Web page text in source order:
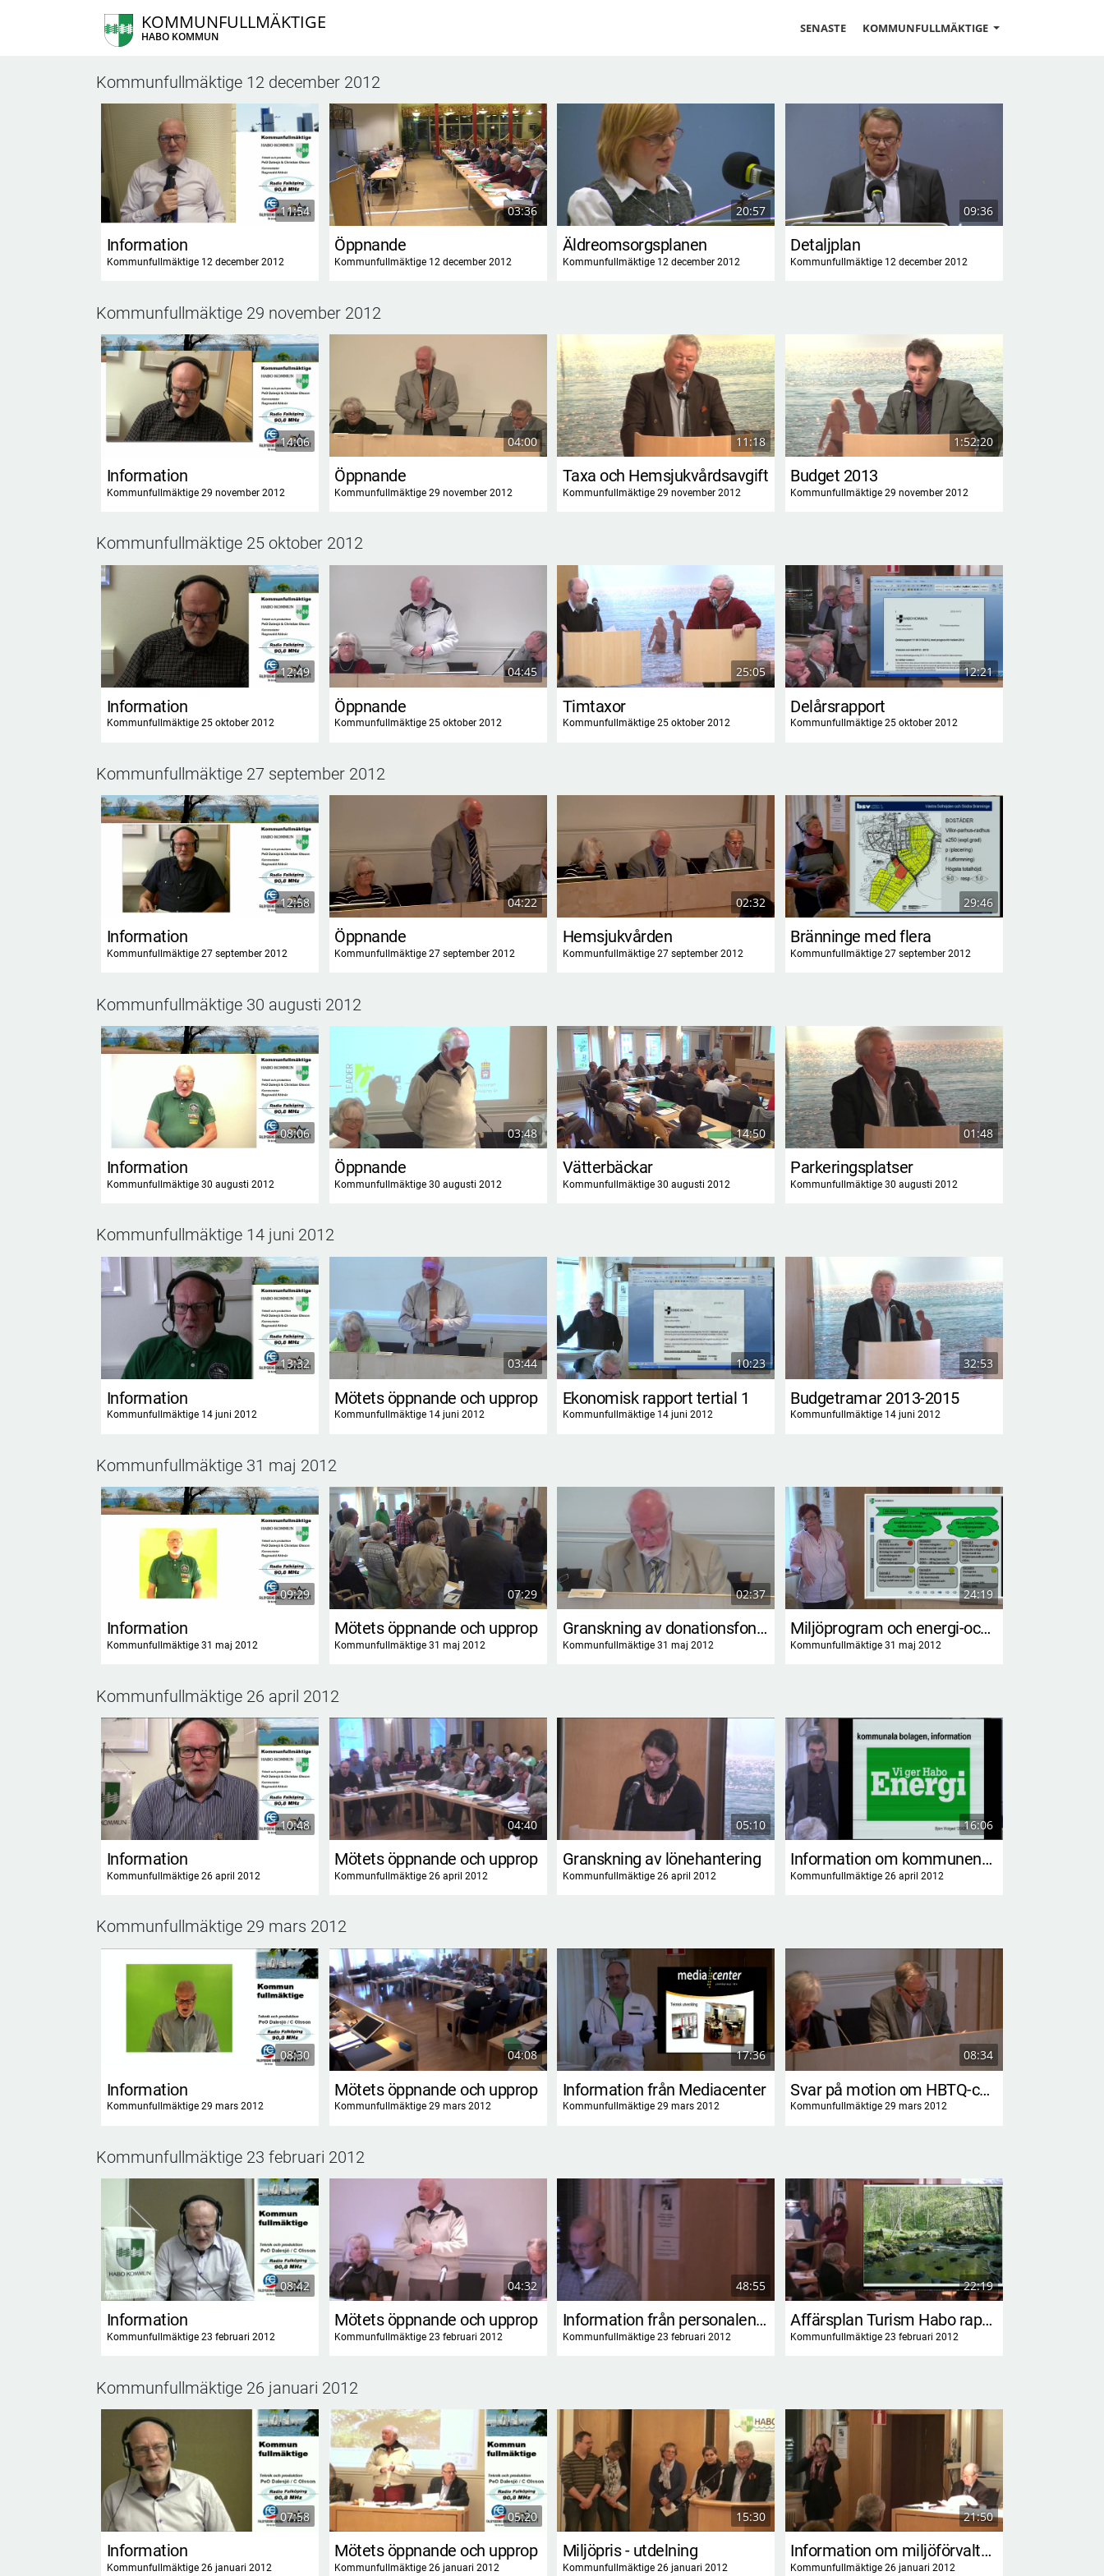
KOMMUNFULLMÄKTIGE
HABO KOMMUN
SENASTE KOMMUNFULLMÄKTIGE
Kommunfullmäktige 12 december 2012
11:54
Information
Kommunfullmäktige 12 december 2012
03:36
Öppnande
Kommunfullmäktige 12 december 2012
20:57
Äldreomsorgsplanen
Kommunfullmäktige 12 december 2012
09:36
Detaljplan
Kommunfullmäktige 12 december 2012
Kommunfullmäktige 29 november 2012
14:06
Information
Kommunfullmäktige 29 november 2012
04:00
Öppnande
Kommunfullmäktige 29 november 2012
11:18
Taxa och Hemsjukvårdsavgift
Kommunfullmäktige 29 november 2012
1:52:20
Budget 2013
Kommunfullmäktige 29 november 2012
Kommunfullmäktige 25 oktober 2012
12:49
Information
Kommunfullmäktige 25 oktober 2012
04:45
Öppnande
Kommunfullmäktige 25 oktober 2012
25:05
Timtaxor
Kommunfullmäktige 25 oktober 2012
12:21
Delårsrapport
Kommunfullmäktige 25 oktober 2012
Kommunfullmäktige 27 september 2012
12:58
Information
Kommunfullmäktige 27 september 2012
04:22
Öppnande
Kommunfullmäktige 27 september 2012
02:32
Hemsjukvården
Kommunfullmäktige 27 september 2012
29:46
Bränninge med flera
Kommunfullmäktige 27 september 2012
Kommunfullmäktige 30 augusti 2012
08:06
Information
Kommunfullmäktige 30 augusti 2012
03:48
Öppnande
Kommunfullmäktige 30 augusti 2012
14:50
Vätterbäckar
Kommunfullmäktige 30 augusti 2012
01:48
Parkeringsplatser
Kommunfullmäktige 30 augusti 2012
Kommunfullmäktige 14 juni 2012
13:32
Information
Kommunfullmäktige 14 juni 2012
03:44
Mötets öppnande och upprop
Kommunfullmäktige 14 juni 2012
10:23
Ekonomisk rapport tertial 1
Kommunfullmäktige 14 juni 2012
32:53
Budgetramar 2013-2015
Kommunfullmäktige 14 juni 2012
Kommunfullmäktige 31 maj 2012
09:29
Information
Kommunfullmäktige 31 maj 2012
07:29
Mötets öppnande och upprop
Kommunfullmäktige 31 maj 2012
02:37
Granskning av donationsfonder
Kommunfullmäktige 31 maj 2012
24:19
Miljöprogram och energi-och klimatstrategi - uppföljning
Kommunfullmäktige 31 maj 2012
Kommunfullmäktige 26 april 2012
10:48
Information
Kommunfullmäktige 26 april 2012
04:40
Mötets öppnande och upprop
Kommunfullmäktige 26 april 2012
05:10
Granskning av lönehantering
Kommunfullmäktige 26 april 2012
16:06
Information om kommunens bolag
Kommunfullmäktige 26 april 2012
Kommunfullmäktige 29 mars 2012
08:30
Information
Kommunfullmäktige 29 mars 2012
04:08
Mötets öppnande och upprop
Kommunfullmäktige 29 mars 2012
17:36
Information från Mediacenter
Kommunfullmäktige 29 mars 2012
08:34
Svar på motion om HBTQ-certifiering av kommunal verksamhet
Kommunfullmäktige 29 mars 2012
Kommunfullmäktige 23 februari 2012
08:42
Information
Kommunfullmäktige 23 februari 2012
04:32
Mötets öppnande och upprop
Kommunfullmäktige 23 februari 2012
48:55
Information från personalenheten
Kommunfullmäktige 23 februari 2012
22:19
Affärsplan Turism Habo rapport
Kommunfullmäktige 23 februari 2012
Kommunfullmäktige 26 januari 2012
07:58
Information
Kommunfullmäktige 26 januari 2012
05:20
Mötets öppnande och upprop
Kommunfullmäktige 26 januari 2012
15:30
Miljöpris - utdelning
Kommunfullmäktige 26 januari 2012
21:50
Information om miljöförvaltningens verksamhet
Kommunfullmäktige 26 januari 2012